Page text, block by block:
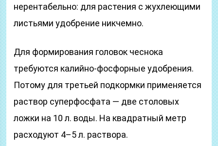
нерентабельно: для растения с жухлеющими
листьями удобрение никчемно.
Для формирования головок чеснока
требуются калийно-фосфорные удобрения.
Потому для третьей подкормки применяется
раствор суперфосфата — две столовых
ложки на 10 л. воды. На квадратный метр
расходуют 4–5 л. раствора.